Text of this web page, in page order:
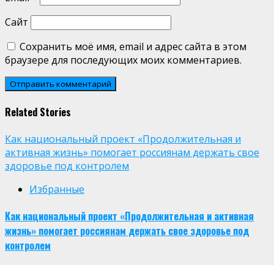
Сайт
Сохранить моё имя, email и адрес сайта в этом
браузере для последующих моих комментариев.
Related Stories
Как национальный проект «Продолжительная и
активная жизнь» помогает россиянам держать свое
здоровье под контролем
Избранные
Как национальный проект «Продолжительная и активная
жизнь» помогает россиянам держать свое здоровье под
контролем